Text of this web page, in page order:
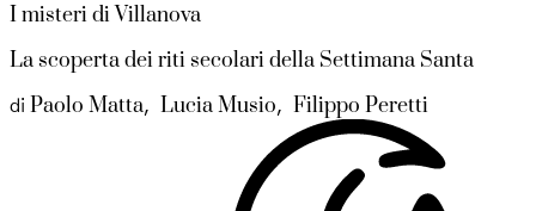
I misteri di Villanova
La scoperta dei riti secolari della Settimana Santa
di Paolo Matta, Lucia Musio, Filippo Peretti